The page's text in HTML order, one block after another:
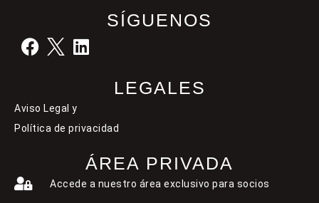
SÍGUENOS
LEGALES
Aviso Legal y
Política de privacidad
ÁREA PRIVADA
Accede a nuestro área exclusivo para socios